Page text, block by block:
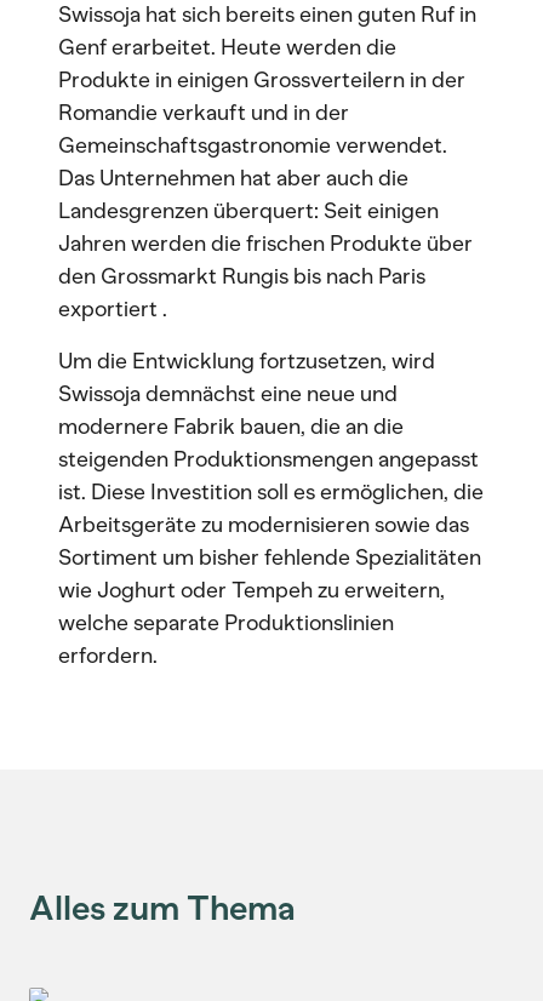
Swissoja hat sich bereits einen guten Ruf in
Genf erarbeitet. Heute werden die
Produkte in einigen Grossverteilern in der
Romandie verkauft und in der
Gemeinschaftsgastronomie verwendet.
Das Unternehmen hat aber auch die
Landesgrenzen überquert: Seit einigen
Jahren werden die frischen Produkte über
den Grossmarkt Rungis bis nach Paris
exportiert .
Um die Entwicklung fortzusetzen, wird
Swissoja demnächst eine neue und
modernere Fabrik bauen, die an die
steigenden Produktionsmengen angepasst
ist. Diese Investition soll es ermöglichen, die
Arbeitsgeräte zu modernisieren sowie das
Sortiment um bisher fehlende Spezialitäten
wie Joghurt oder Tempeh zu erweitern,
welche separate Produktionslinien
erfordern.
Alles zum Thema